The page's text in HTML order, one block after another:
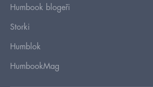
Humbook blogeři
Storki
Humblok
HumbookMag